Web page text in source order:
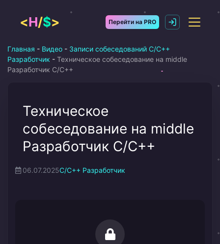
содержимому
<H/$> Перейти на PRO
Главная - Видео - Записи собеседований C/C++
Разработчик - Техническое собеседование на middle
Разработчик С/С++
Техническое
собеседование на middle
Разработчик С/С++
06.07.2025C/C++ Разработчик